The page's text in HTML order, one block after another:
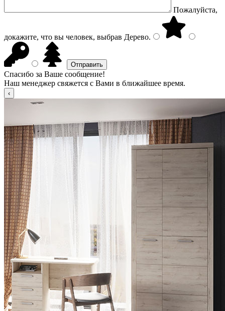
Пожалуйста,
докажите, что вы человек, выбрав Дерево.
Спасибо за Ваше сообщение!
Наш менеджер свяжется с Вами в ближайшее время.